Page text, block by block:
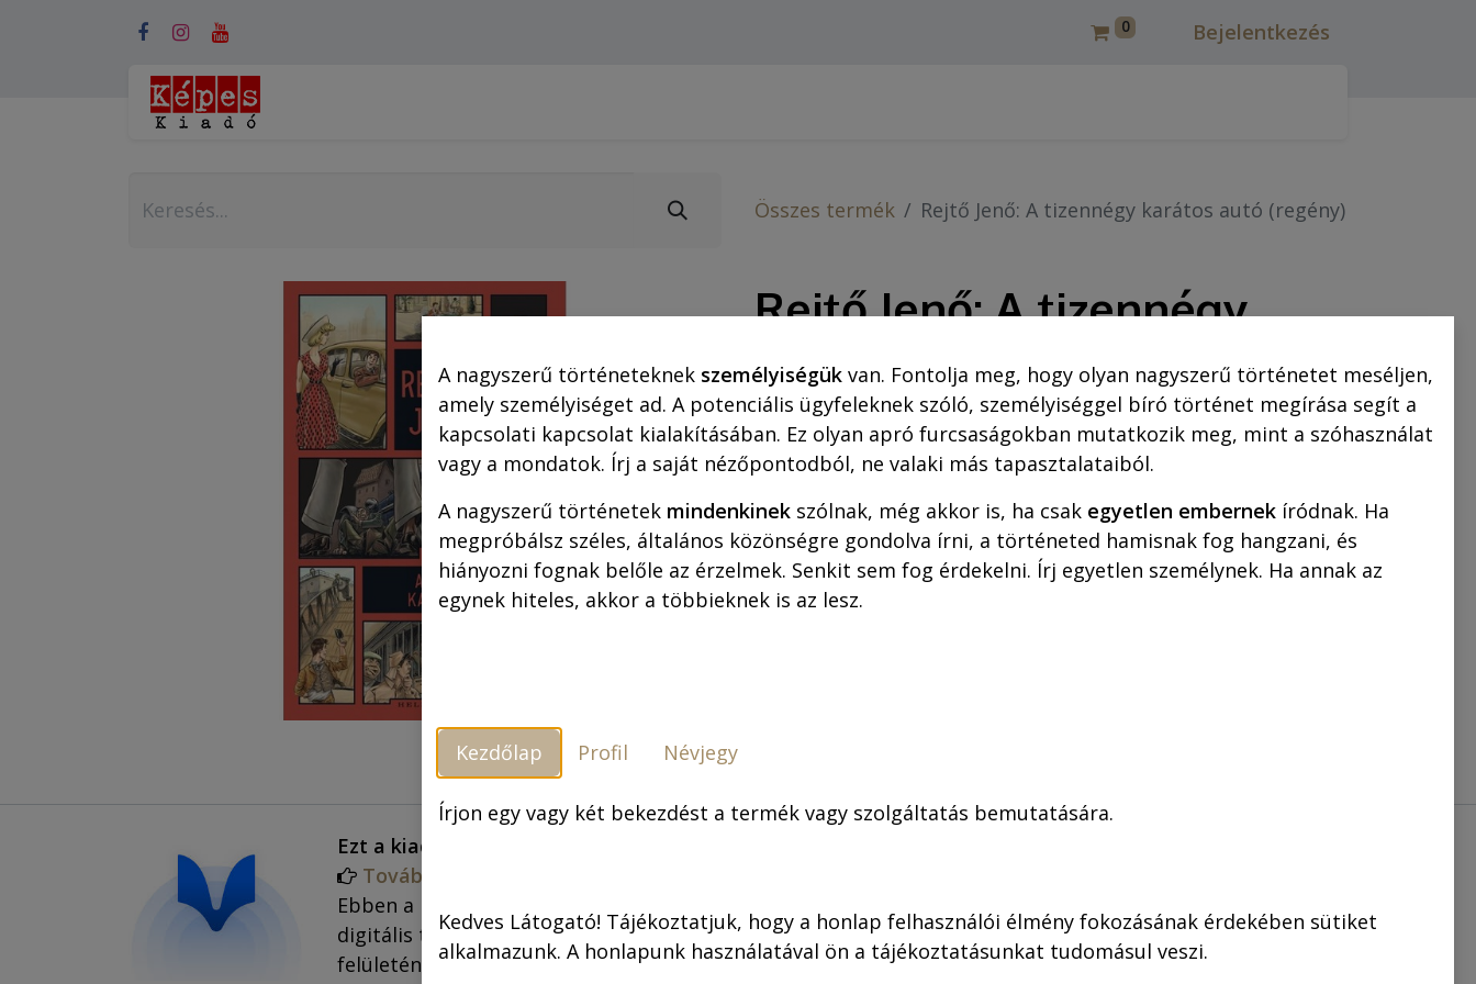
0 Bejelentkezés
Összes termék Rejtő Jenő: A tizennégy karátos autó (regény)
Rejtő Jenő: A tizennégy
karátos autó (regény)
2.120,00Ft 2.499,00Ft
KOSÁRBA
Szállítási feltételek
Ezt a kiadványt hangoskönyv formában is elérheted a Voiz oldalán.
Tovább a hangoskönyvhöz!
Ebben a kategóriában nem fizikai, hanem mobiltelefonra letölthető
digitális terméket tudsz vásárolni, amihez a VOIZ mobilapplikáció
felületén kell regisztrálni a szolgáltatásra.
A nagyszerű történeteknek személyiségük van. Fontolja meg, hogy olyan nagyszerű történetet meséljen,
amely személyiséget ad. A potenciális ügyfeleknek szóló, személyiséggel bíró történet megírása segít a
kapcsolati kapcsolat kialakításában. Ez olyan apró furcsaságokban mutatkozik meg, mint a szóhasználat
vagy a mondatok. Írj a saját nézőpontodból, ne valaki más tapasztalataiból.
A nagyszerű történetek mindenkinek szólnak, még akkor is, ha csak egyetlen embernek íródnak. Ha
megpróbálsz széles, általános közönségre gondolva írni, a történeted hamisnak fog hangzani, és
hiányozni fognak belőle az érzelmek. Senkit sem fog érdekelni. Írj egyetlen személynek. Ha annak az
egynek hiteles, akkor a többieknek is az lesz.
Kezdőlap Profil Névjegy
Írjon egy vagy két bekezdést a termék vagy szolgáltatás bemutatására.
Kedves Látogató! Tájékoztatjuk, hogy a honlap felhasználói élmény fokozásának érdekében sütiket
alkalmazunk. A honlapunk használatával ön a tájékoztatásunkat tudomásul veszi.